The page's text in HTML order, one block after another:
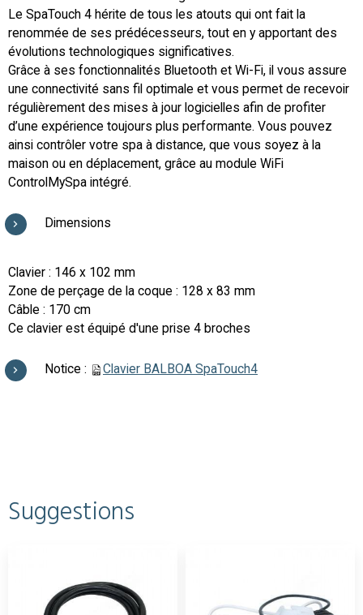
Le SpaTouch 4 hérite de tous les atouts qui ont fait la
renommée de ses prédécesseurs, tout en y apportant des
évolutions technologiques significatives.
Grâce à ses fonctionnalités Bluetooth et Wi-Fi, il vous assure
une connectivité sans fil optimale et vous permet de recevoir
régulièrement des mises à jour logicielles afin de profiter
d’une expérience toujours plus performante. Vous pouvez
ainsi contrôler votre spa à distance, que vous soyez à la
maison ou en déplacement, grâce au module WiFi
ControlMySpa intégré.
Dimensions
Clavier : 146 x 102 mm
Zone de perçage de la coque : 128 x 83 mm
Câble : 170 cm
Ce clavier est équipé d'une prise 4 broches
Notice : Clavier BALBOA SpaTouch4
Suggestions